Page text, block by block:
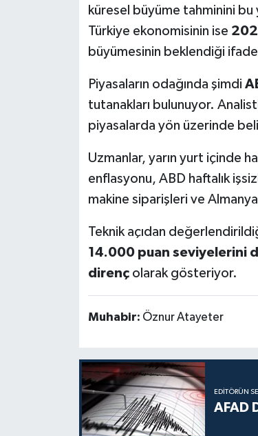
küresel büyüme tahminini bu
Türkiye ekonomisinin ise
büyümesinin beklendiği
Piyasaların odağında şimdi
tutanakları bulunuyor.
piyasalarda yön üzerinde
Uzmanlar, yarın yurt içinde
enflasyonu, ABD haftalık
makine siparişleri ve
Teknik açıdan
14.000 puan seviyelerini
dirençolarak gösteriyor.
Muhabir: Öznur Atayeter
EDITÖRÜN
AFAD